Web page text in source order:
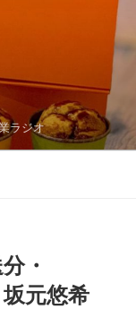
ラジオ
・
元悠希